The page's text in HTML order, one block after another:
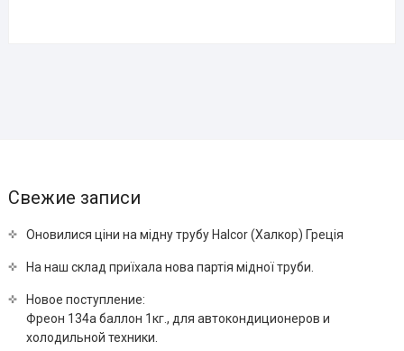
Свежие записи
Оновилися ціни на мідну трубу Halcor (Халкор) Греція
На наш склад приїхала нова партія мідної труби.
Новое поступление:
Фреон 134a баллон 1кг., для автокондиционеров и
холодильной техники.